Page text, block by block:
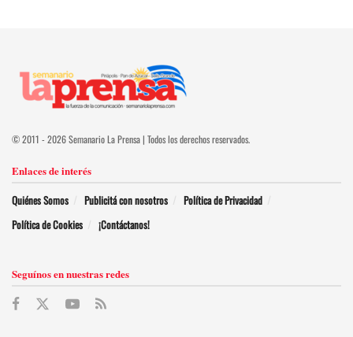
© 2011 - 2026 Semanario La Prensa | Todos los derechos reservados.
Enlaces de interés
Quiénes Somos Publicitá con nosotros
Política de Privacidad
Política de Cookies
¡Contáctanos!
Seguínos en nuestras redes